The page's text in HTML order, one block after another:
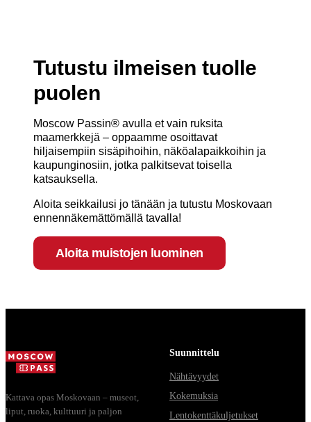
Tutustu ilmeisen tuolle
puolen
Moscow Passin® avulla et vain ruksita
maamerkkejä – oppaamme osoittavat
hiljaisempiin sisäpihoihin, näköalapaikkoihin ja
kaupunginosiin, jotka palkitsevat toisella
katsauksella.
Aloita seikkailusi jo tänään ja tutustu Moskovaan
ennennäkemättömällä tavalla!
Aloita muistojen luominen
Kattava opas Moskovaan – museot,
liput, ruoka, kulttuuri ja paljon
Suunnittelu
Nähtävyydet
Kokemuksia
Lentokenttäkuljetukset